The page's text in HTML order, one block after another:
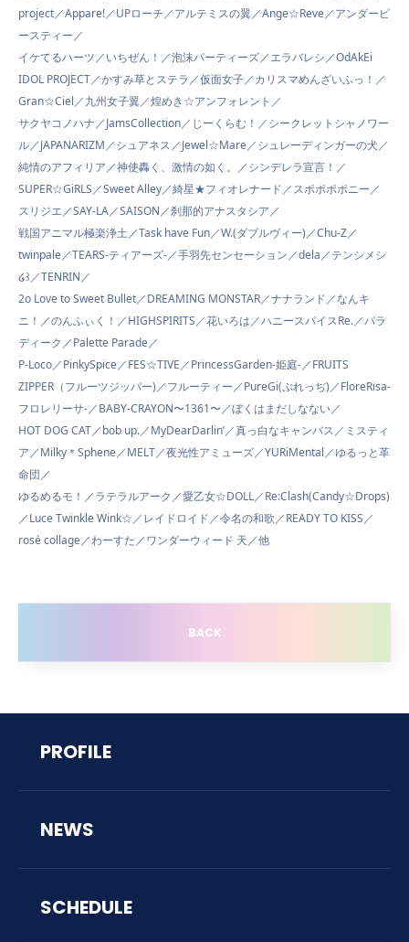
project／Appare!／UPローチ／アルテミスの翼／Ange☆Reve／アンダービ
ースティー／
イケてるハーツ／いちぜん！／泡沫パーティーズ／エラバレシ／OdAkEi
IDOL PROJECT／かすみ草とステラ／仮面女子／カリスマめんざいふっ！／
Gran☆Ciel／九州女子翼／煌めき☆アンフォレント／
サクヤコノハナ／JamsCollection／じーくらむ！／シークレットシャノワー
ル／JAPANARIZM／シュアネス／Jewel☆Mare／シュレーディンガーの犬／
純情のアフィリア／神使轟く、激情の如く。／シンデレラ宣言！／
SUPER☆GiRLS／Sweet Alley／綺星★フィオレナード／スポポポポニー／
スリジエ／SAY-LA／SAISON／刹那的アナスタシア／
戦国アニマル極楽浄土／Task have Fun／W.(ダブルヴィー)／Chu-Z／
twinpale／TEARS-ティアーズ-／手羽先センセーション／dela／テンシメシ
໒꒱／TENRIN／
2o Love to Sweet Bullet／DREAMING MONSTAR／ナナランド／なんキ
ニ！／のんふぃく！／HIGHSPIRITS／花いろは／ハニースパイスRe.／パラ
ディーク／Palette Parade／
P-Loco／PinkySpice／FES☆TIVE／PrincessGarden-姫庭-／FRUITS
ZIPPER（フルーツジッパー)／フルーティー／PureGi(ぷれっぢ)／FloreRisa-
フロレリーサ-／BABY-CRAYON〜1361〜／ぼくはまだしなない／
HOT DOG CAT／bob up.／MyDearDarlin’／真っ白なキャンバス／ミスティ
ア／Milky＊Sphene／MELT／夜光性アミューズ／YURiMental／ゆるっと革
命団／
ゆるめるモ！／ラテラルアーク／愛乙女☆DOLL／Re:Clash(Candy☆Drops)
／Luce Twinkle Wink☆／レイドロイド／令名の和歌／READY TO KISS／
rosé collage／わーすた／ワンダーウィード 天／他
BACK
PROFILE
NEWS
SCHEDULE